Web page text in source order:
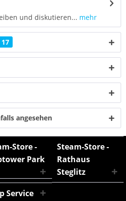
und diskutieren... mehr
17
angesehen
Store -
Park
Steam-Store -
Rathaus
Steglitz
Service